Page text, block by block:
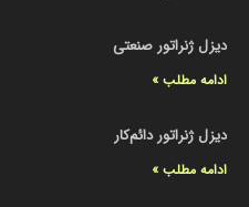
دیزل ژنراتور صنعتی
ادامه مطلب »
دیزل ژنراتور دائم‌کار
ادامه مطلب »